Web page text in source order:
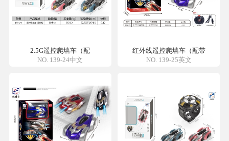
2.5G遥控爬墙车（配
NO. 139-24中文
红外线遥控爬墙车（配带
NO. 139-25英文